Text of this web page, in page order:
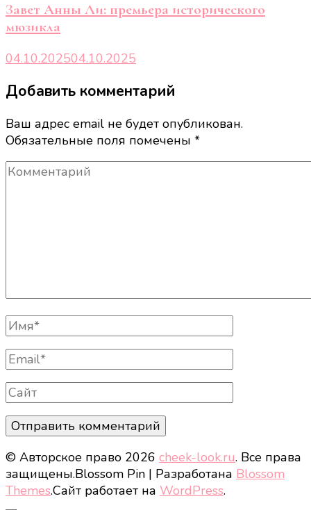
Завет Анны Ли: премьера исторического
мюзикла
04.10.202504.10.2025
Добавить комментарий
Ваш адрес email не будет опубликован.
Обязательные поля помечены *
Комментарий
Полное
Имя
Email
Сайт
© Авторское право 2026 cheek-look.ru. Все права
защищены.Blossom Pin | Разработана Blossom
Themes.Сайт работает на WordPress.